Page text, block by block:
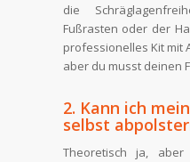
die
Fußrasten oder der
professionelles Kit mit
aber du musst deinen
2. Kann ich
selbst
Theoretisch ja,